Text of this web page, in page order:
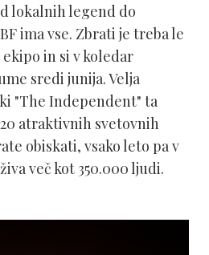
lokalnih legend do
ima vse. Zbrati je treba le
in si v koledar
sredi junija. Velja
"The Independent" ta
atraktivnih svetovnih
obiskati, vsako leto pa v
več kot 350.000 ljudi.